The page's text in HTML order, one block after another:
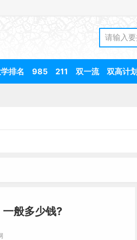
排名 985 211 双一流 双高计划
般多少钱?